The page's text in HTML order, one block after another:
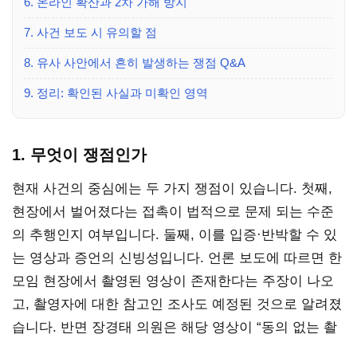
6. 온라인 확산과 2차 가해 방지
7. 사건 보도 시 유의할 점
8. 유사 사안에서 흔히 발생하는 쟁점 Q&A
9. 정리: 확인된 사실과 미확인 영역
1. 무엇이 쟁점인가
현재 사건의 중심에는 두 가지 쟁점이 있습니다. 첫째,
현장에서 벌어졌다는 접촉이 법적으로 문제 되는 수준
의 추행인지 여부입니다. 둘째, 이를 입증·반박할 수 있
는 영상과 증언의 신빙성입니다. 언론 보도에 따르면 한
모임 현장에서 촬영된 영상이 존재한다는 주장이 나오
고, 촬영자에 대한 참고인 조사도 예정된 것으로 알려졌
습니다. 반면 장경태 의원은 해당 영상이 “동의 없는 촬